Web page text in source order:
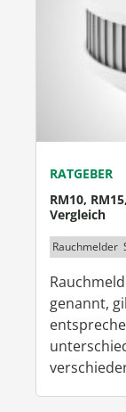
RATGEBER
RM10,
Vergleich
Rauchmelder
genannt,